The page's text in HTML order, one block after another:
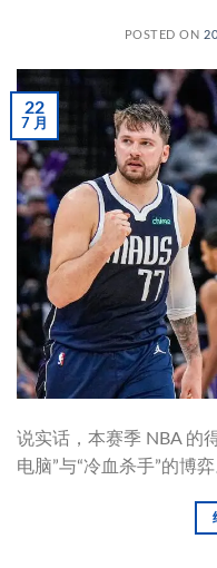
POSTED ON
22
7 月
说实话，本赛季 NBA 的
电脑”与“冷血杀手”的博